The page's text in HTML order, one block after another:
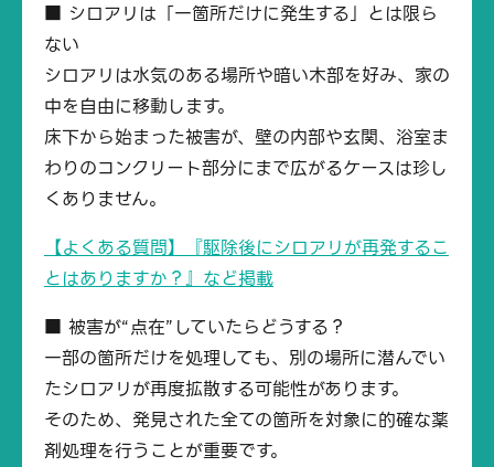
■ シロアリは「一箇所だけに発生する」とは限ら
ない
シロアリは水気のある場所や暗い木部を好み、家の
中を自由に移動します。
床下から始まった被害が、壁の内部や玄関、浴室ま
わりのコンクリート部分にまで広がるケースは珍し
くありません。
【よくある質問】『駆除後にシロアリが再発するこ
とはありますか？』など掲載
■ 被害が“点在”していたらどうする？
一部の箇所だけを処理しても、別の場所に潜んでい
たシロアリが再度拡散する可能性があります。
そのため、発見された全ての箇所を対象に的確な薬
剤処理を行うことが重要です。